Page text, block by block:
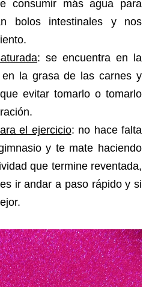
consumir más agua para
bolos intestinales y nos
: se encuentra en la
en la grasa de las carnes y
evitar tomarlo o tomarlo
el ejercicio: no hace falta
y te mate haciendo
que termine reventada,
ir andar a paso rápido y si